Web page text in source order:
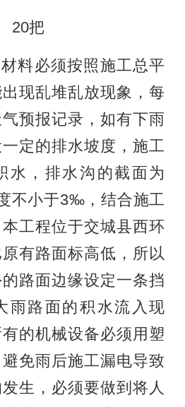
20把
料必须按照施工总平
现乱堆乱放现象，每
预报记录，如有下雨
定的排水坡度，施工
水，排水沟的截面为
不小于3‰，结合施工
工程位于交城县西环
有路面标高低，所以
路面边缘设定一条挡
雨路面的积水流入现
的机械设备必须用塑
免雨后施工漏电导致
生，必须要做到将人